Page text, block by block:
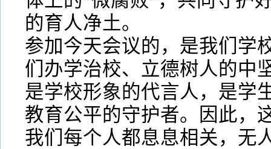
的育人净土。
参加今天会议的，是我们学
们办学治校、立德树人的中
是学校形象的代言人，是学
教育公平的守护者。因此，
我们每个人都息息相关，无